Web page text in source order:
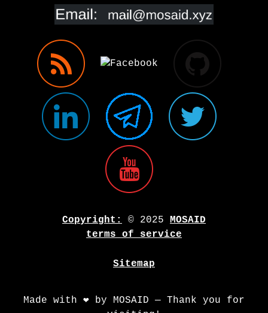
Copyright: © 2025
MOSAID
terms of service
Sitemap
Made with ❤️ by MOSAID — Thank you for